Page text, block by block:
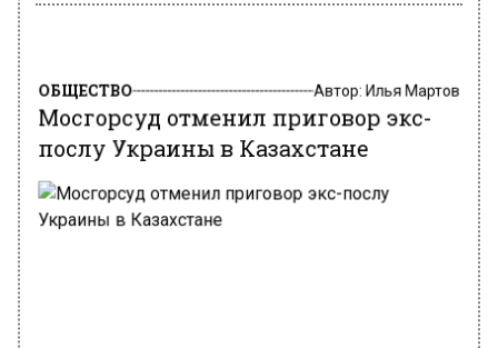
ОБЩЕСТВО
Мосгорсуд отменил приговор экс-
послу Украины в Казахстане